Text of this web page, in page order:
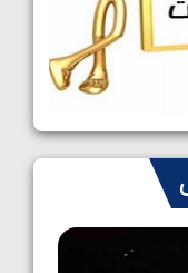
دوم
طلایی